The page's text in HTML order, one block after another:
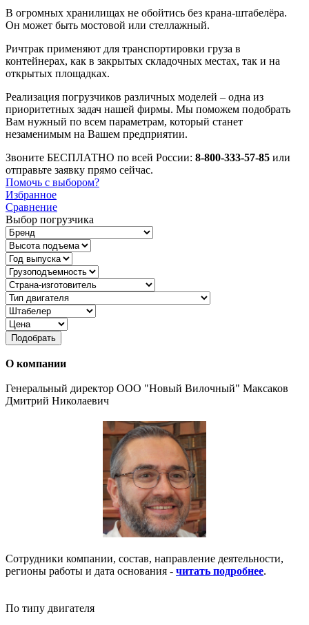
В огромных хранилищах не обойтись без крана-штабелёра.
Он может быть мостовой или стеллажный.
Ричтрак применяют для транспортировки груза в
контейнерах, как в закрытых складочных местах, так и на
открытых площадках.
Реализация погрузчиков различных моделей – одна из
приоритетных задач нашей фирмы. Мы поможем подобрать
Вам нужный по всем параметрам, который станет
незаменимым на Вашем предприятии.
Звоните БЕСПЛАТНО по всей России: 8-800-333-57-85 или
отправьте заявку прямо сейчас.
Помочь с выбором?
Избранное
Сравнение
Выбор погрузчика
Подобрать
О компании
Генеральный директор ООО "Новый Вилочный" Максаков
Дмитрий Николаевич
Сотрудники компании, состав, направление деятельности,
регионы работы и дата основания - читать подробнее.
По типу двигателя